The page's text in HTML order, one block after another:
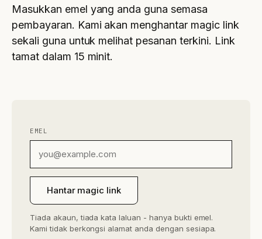
Masukkan emel yang anda guna semasa
pembayaran. Kami akan menghantar magic link
sekali guna untuk melihat pesanan terkini. Link
tamat dalam 15 minit.
EMEL
Hantar magic link
Tiada akaun, tiada kata laluan - hanya bukti emel.
Kami tidak berkongsi alamat anda dengan sesiapa.